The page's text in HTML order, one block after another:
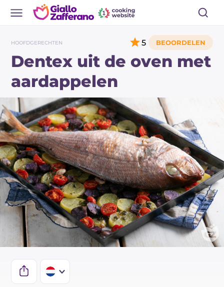
HOOFDGERECHTEN
Dentex uit de oven met
aardappelen
5